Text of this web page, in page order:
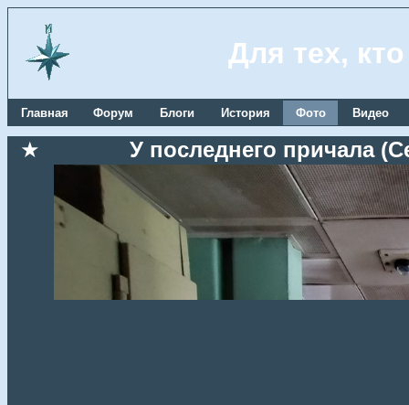
Для тех,
Главная Форум Блоги История Фото Видео
★ У последнего причала